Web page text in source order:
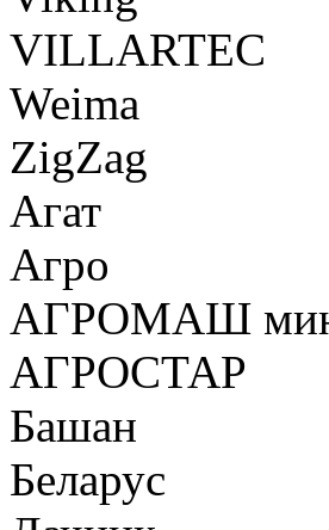
VILLARTEC
Weima
ZigZag
Агат
Агро
АГРОМАШ
АГРОСТАР
Башан
Беларус